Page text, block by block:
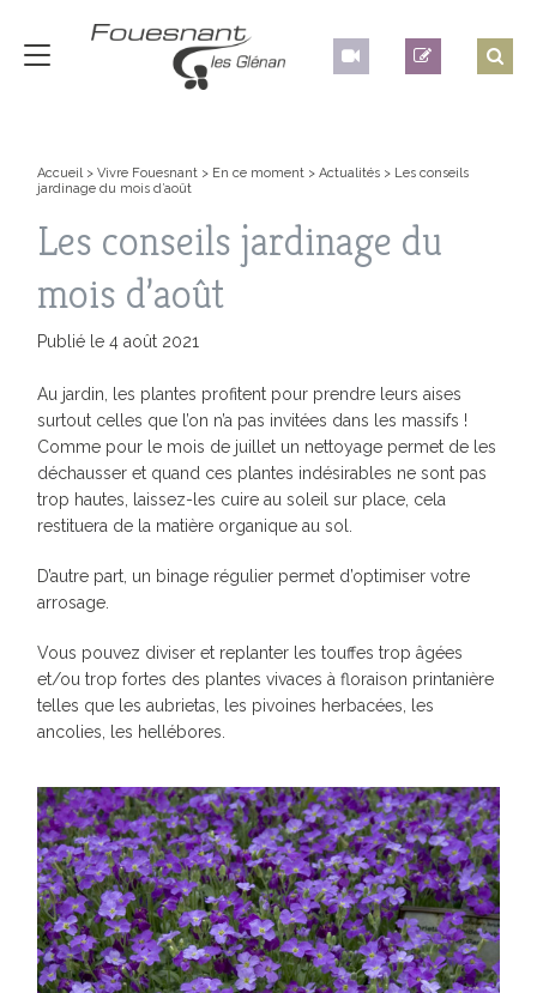
Accueil>Vivre Fouesnant > En ce moment >Actualités > Les conseils
jardinage du mois d’août
Les conseils jardinage du
mois d’août
Publié le 4 août 2021
Au jardin, les plantes profitent pour prendre leurs aises
surtout celles que l’on n’a pas invitées dans les massifs !
Comme pour le mois de juillet un nettoyage permet de les
déchausser et quand ces plantes indésirables ne sont pas
trop hautes, laissez-les cuire au soleil sur place, cela
restituera de la matière organique au sol.
D’autre part, un binage régulier permet d’optimiser votre
arrosage.
Vous pouvez diviser et replanter les touffes trop âgées
et/ou trop fortes des plantes vivaces à floraison printanière
telles que les aubrietas, les pivoines herbacées, les
ancolies, les hellébores.